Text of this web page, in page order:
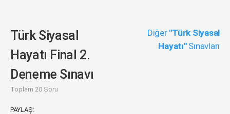
Türk Siyasal
Hayatı Final 2.
Deneme Sınavı
Toplam 20 Soru
Diğer "Türk Siyasal
Hayatı"Sınavları
PAYLAŞ: